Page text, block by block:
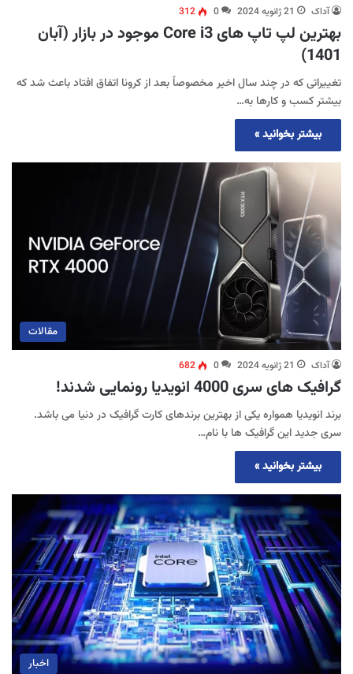
آداک 21 ژانویه 2024 0
312
بهترین لپ تاپ های Core i3 موجود در بازار (آبان
1401)
تغییراتی که در چند سال اخیر مخصوصاً بعد از کرونا اتفاق افتاد باعث شد که
بیشتر کسب و کارها به…
بیشتر بخوانید »
مقالات
آداک 21 ژانویه 2024 0
682
گرافیک های سری 4000 انویدیا رونمایی شدند!
برند انویدیا همواره یکی از بهترین برندهای کارت گرافیک در دنیا می باشد.
سری جدید این گرافیک ها با نام…
بیشتر بخوانید »
اخبار